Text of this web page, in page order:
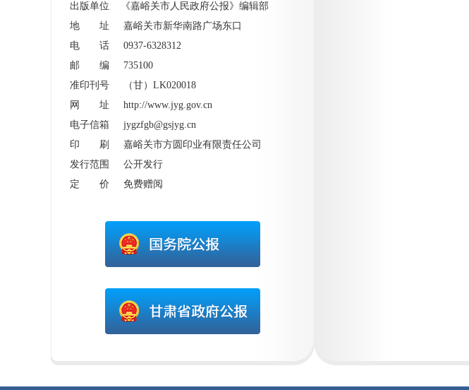
出版单位 《嘉峪关市人民政府公报》编辑部
地 址 嘉峪关市新华南路广场东口
电 话 0937-6328312
邮 编 735100
准印刊号 （甘）LK020018
网 址 http://www.jyg.gov.cn
电子信箱 jygzfgb@gsjyg.cn
印 刷 嘉峪关市方圆印业有限责任公司
发行范围 公开发行
定 价 免费赠阅